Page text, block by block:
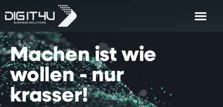
Machen ist wie
wollen - nur
krasser!